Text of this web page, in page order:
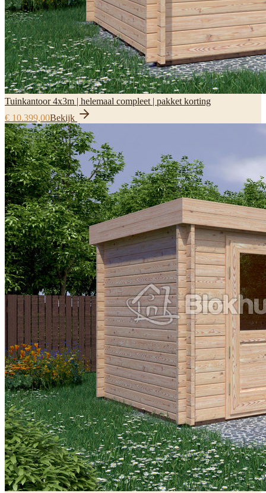
Tuinkantoor 4x3m | helemaal compleet | pakket korting
€ 10.399,00Bekijk